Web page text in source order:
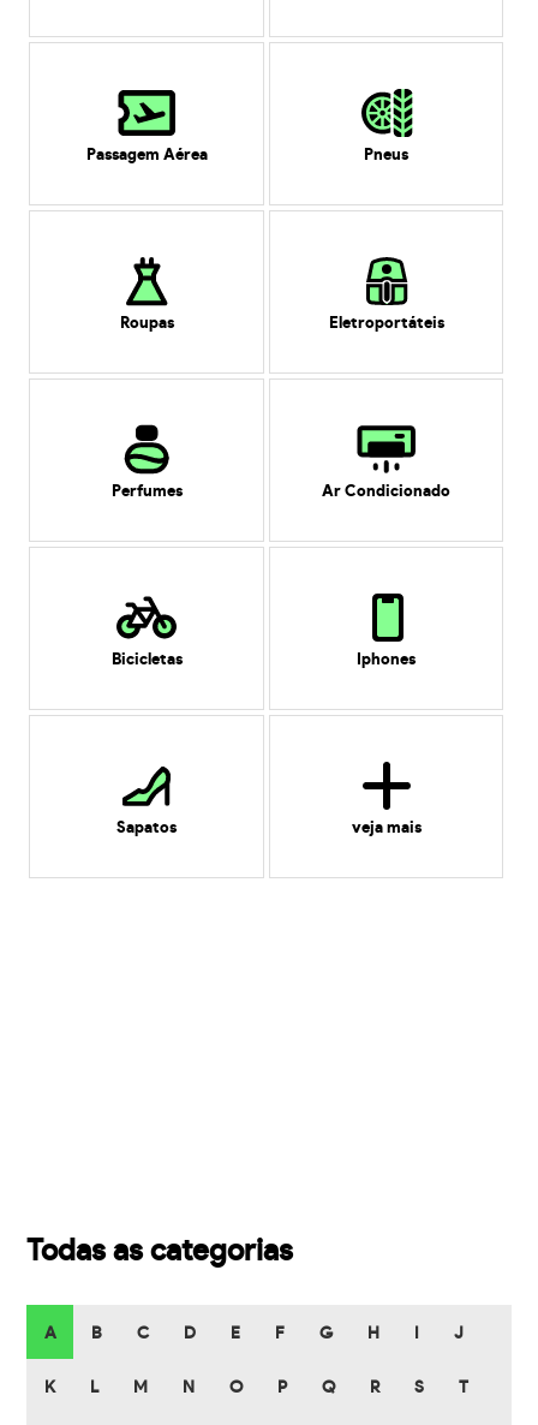
Passagem Aérea Pneus
Roupas Eletroportáteis
Perfumes Ar Condicionado
Bicicletas Iphones
Sapatos veja mais
Todas as categorias
A B C D E F G H J
K L M N O P Q R S T